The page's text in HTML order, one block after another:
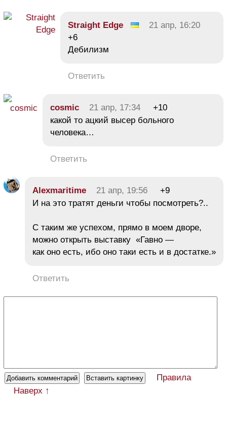
Straight Edge
21 апр, 16:20
+6
Дебилизм
Ответить
cosmic 21 апр, 17:34
+10
какой то ацкий высер больного
человека…
Ответить
Alexmaritime 21 апр, 19:56
+9
И на это тратят деньги чтобы посмотреть?..
С таким же успехом, прямо в моем дворе,
можно открыть выставку «Гавно —
как оно есть, ибо оно таки есть и в достатке.»
Ответить
Правила
Наверх ↑